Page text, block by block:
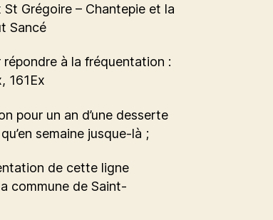
Grégoire – Chantepie et la
Sancé
à la fréquentation :
161Ex
pour un an d’une desserte
semaine jusque-là ;
de cette ligne
commune de Saint-